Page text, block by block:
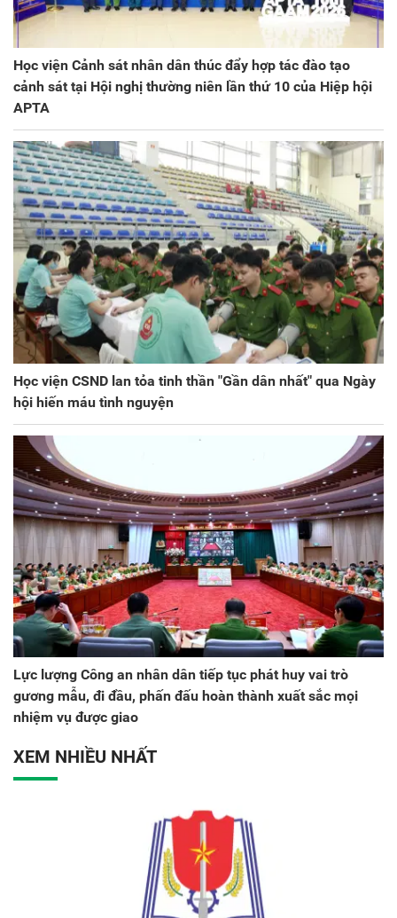
Học viện Cảnh sát nhân dân thúc đẩy hợp tác đào tạo
cảnh sát tại Hội nghị thường niên lần thứ 10 của Hiệp hội
APTA
Học viện CSND lan tỏa tinh thần "Gần dân nhất" qua Ngày
hội hiến máu tình nguyện
Lực lượng Công an nhân dân tiếp tục phát huy vai trò
gương mẫu, đi đầu, phấn đấu hoàn thành xuất sắc mọi
nhiệm vụ được giao
XEM NHIỀU NHẤT